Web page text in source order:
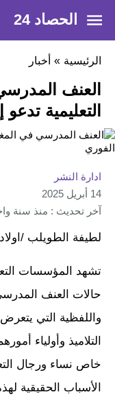
الحصاد 24
الرئيسية » أخبار
العنف
التعليمية
ادارة النشر
14 أبريل 2025
آخر تحديث : منذ سنة
لطيفة الطويلب /
تشهد المؤسسات
حالات العنف
واللفظية التي
التلاميذ وأولياء
خاص نساء ورجال
الأسباب الحقيقية